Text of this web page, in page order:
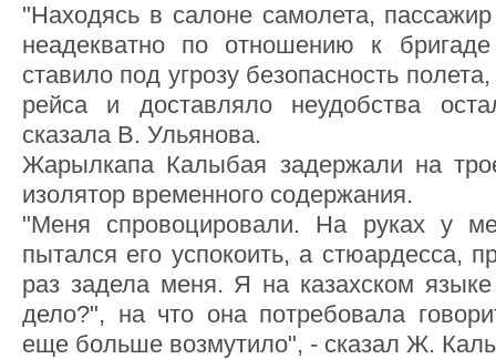
"Находясь в салоне самолета,
неадекватно по отношению к бригаде
ставило под угрозу безопасность
рейса и доставляло неудобства
сказала В. Ульянова.
Жарылкапа Калыбая задержали на
изолятор временного содержания.
"Меня спровоцировали. На руках у
пытался его успокоить, а стюардесса,
раз задела меня. Я на казахском
дело?", на что она потребовала
еще больше возмутило", - сказал Ж.